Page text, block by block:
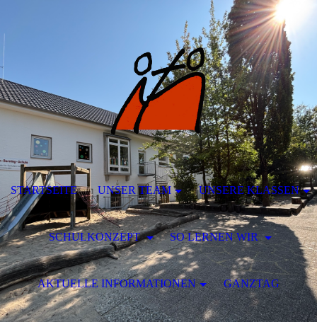
STARTSEITE UNSER TEAM UNSERE KLASSEN
SCHULKONZEPT SO LERNEN WIR
AKTUELLE INFORMATIONEN GANZTAG